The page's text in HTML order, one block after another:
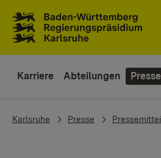
Karriere Abteilungen Presse
You are here:
Karlsruhe Presse